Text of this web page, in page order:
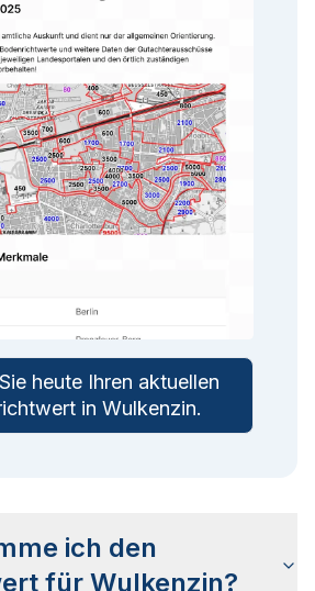
heute Ihren aktuellen
in Wulkenzin.
ich den
für Wulkenzin?